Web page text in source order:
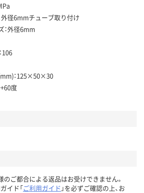
外径6mmチューブ取り付け
：外径6mm
106
：125×50×30
度
のご都合による返品はお受けできません。
イド「ご利用ガイド 」を必ずご確認の上、お